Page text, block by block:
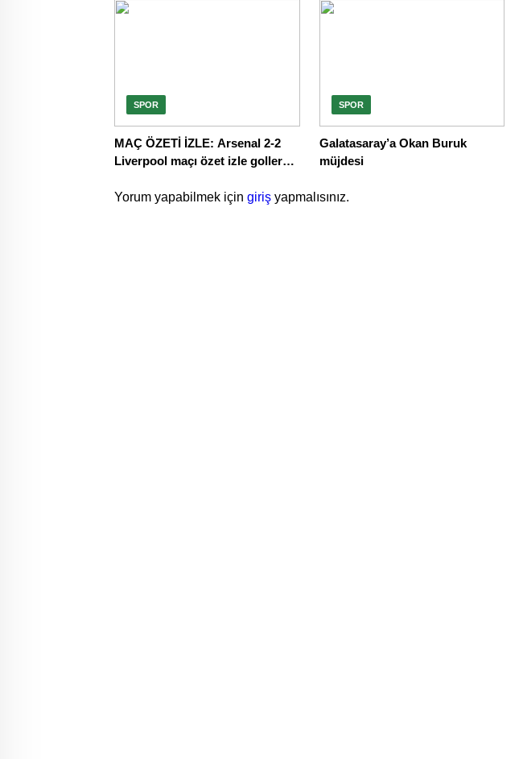
SPOR
MAÇ ÖZETİ İZLE: Arsenal 2-2
Liverpool maçı özet izle goller
SPOR
Galatasaray’a Okan Buruk
müjdesi
Yorum yapabilmek için giriş yapmalısınız.